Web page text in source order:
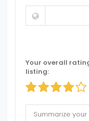
Your overall
listing: